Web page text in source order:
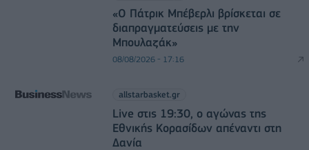
«Ο Πάτρικ Μπέβερλι βρίσκεται σε
διαπραγματεύσεις με την
Μπουλαζάκ»
08/08/2026 - 17:16
allstarbasket.gr
Live στις 19:30, ο αγώνας της
Εθνικής Κορασίδων απέναντι στη
Δανία